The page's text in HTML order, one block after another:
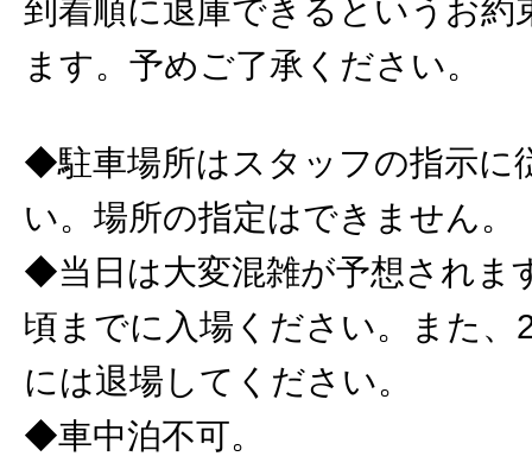
到着順に退庫できるというお約
ます。予めご了承ください。
◆駐車場所はスタッフの指示に
い。場所の指定はできません。
◆当日は大変混雑が予想されま
頃までに入場ください。また、
には退場してください。
◆車中泊不可。